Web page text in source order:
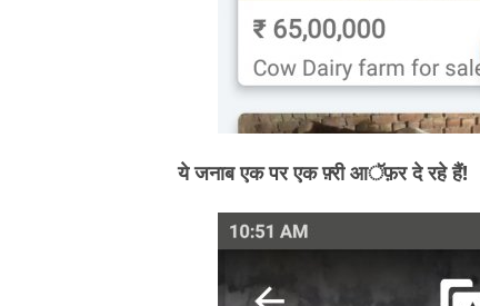
ये जनाब एक पर एक फ़्री आॅफ़र दे रहे हैं!